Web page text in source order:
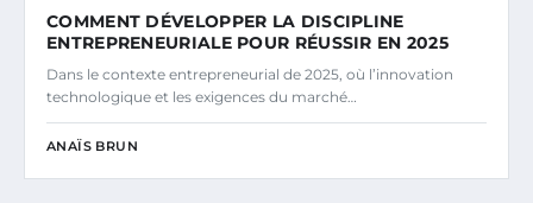
COMMENT DÉVELOPPER LA DISCIPLINE
ENTREPRENEURIALE POUR RÉUSSIR EN 2025
Dans le contexte entrepreneurial de 2025, où l’innovation
technologique et les exigences du marché…
ANAÏS BRUN